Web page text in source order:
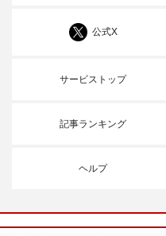
公式X
サービストップ
記事ランキング
ヘルプ